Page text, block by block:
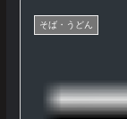
そば・うどん